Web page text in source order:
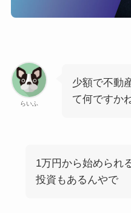
らいふ
少額で不動
て何ですか
1万円から始められ
投資もあるんやで